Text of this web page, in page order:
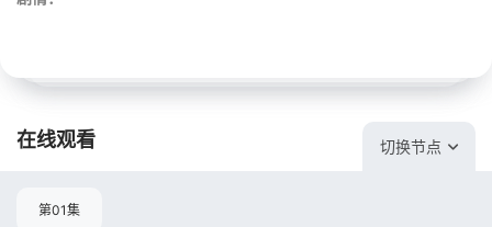
在线观看 切换节点
第01集